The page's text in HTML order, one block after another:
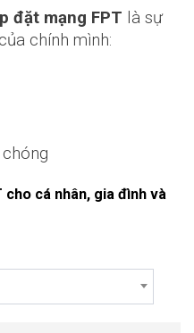
đặt mạng FPT là sự
chính mình:
cá nhân, gia đình và